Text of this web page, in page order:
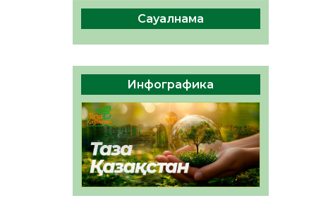
беруге дайын
ӘРБІР ДАУЫС – ҚОҒАМ
ДАМУЫНА ҚОСЫЛҒАН
ҮЛЕС
05.08.2026
39 0
Сауалнама
Инфографика